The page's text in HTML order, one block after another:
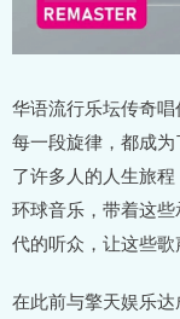
华语流行乐坛传奇
每一段旋律，都成
了许多人的人生旅
环球音乐，带着这
代的听众，让这些
在此前与擎天娱乐